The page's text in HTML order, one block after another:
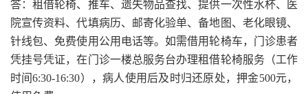
答：租借轮椅、推车、遗失物品查找、提供一次性水杯、医
院宣传资料、代填病历、邮寄化验单、备地图、老化眼镜、
针线包、免费使用公用电话等。如需借用轮椅车，门诊患者
凭挂号凭证，在门诊一楼总服务台办理租借轮椅服务（工作
时间6:30-16:30），病人使用后及时归还原处，押金500元，